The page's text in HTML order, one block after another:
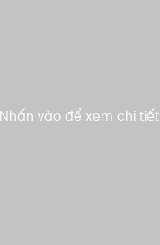
Nhấn vào để xem chi tiết